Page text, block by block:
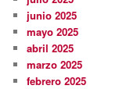
junio 2025
mayo 2025
abril 2025
marzo 2025
febrero 2025